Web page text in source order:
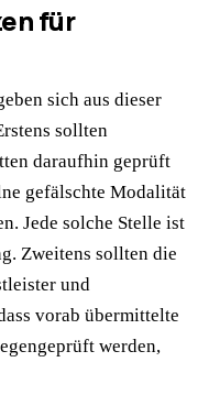
für
sich aus dieser
sollten
daraufhin geprüft
gefälschte Modalität
Jede solche Stelle ist
Zweitens sollten die
und
vorab übermittelte
werden,